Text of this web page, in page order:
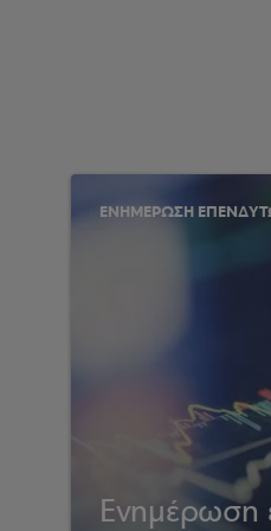
ΕΝΗΜΕΡΩΣΗ
Ενημέρωση